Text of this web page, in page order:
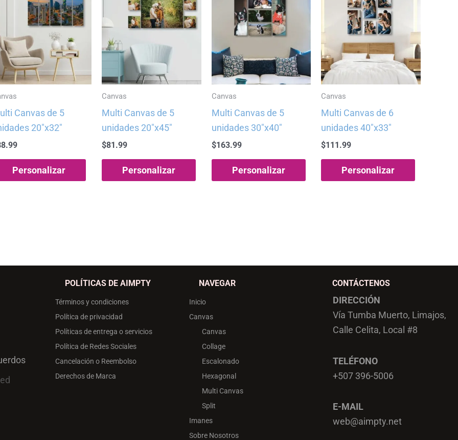
Canvas de 5
20″x32″
Personalizar
Canvas
Multi Canvas de 5
unidades 20″x45″
$81.99
Personalizar
Canvas
Multi Canvas de 5
unidades 30″x40″
$163.99
Personalizar
Canvas
Multi Canvas de 6
unidades 40″x33″
$111.99
Personalizar
POLÍTICAS DE AIMPTY
Términos y condiciones
Política de privacidad
Políticas de entrega o servicios
Política de Redes Sociales
Cancelación o Reembolso
Derechos de Marca
NAVEGAR
Inicio
Canvas
Canvas
Collage
Escalonado
Hexagonal
Multi Canvas
Split
Imanes
Sobre Nosotros
CONTÁCTENOS
DIRECCIÓN
Vía Tumba Muerto, Limajos,
Calle Celita, Local #8
TELÉFONO
+507 396-5006
E-MAIL
web@aimpty.net